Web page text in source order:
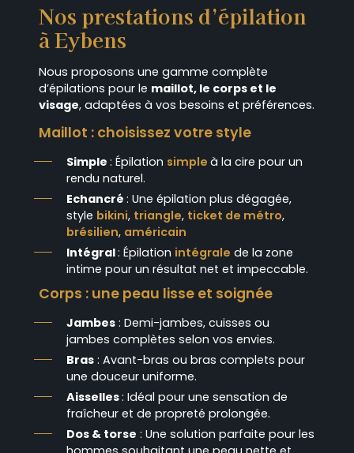
Nos prestations d’épilation
à Eybens
Nous proposons une gamme complète
d’épilations pour le maillot, le corps et le
visage, adaptées à vos besoins et préférences.
Maillot : choisissez votre style
Simple : Épilation simple à la cire pour un
rendu naturel.
Echancré : Une épilation plus dégagée,
style bikini, triangle, ticket de métro,
brésilien, américain
Intégral: Épilation intégrale de la zone
intime pour un résultat net et impeccable.
Corps : une peau lisse et soignée
Jambes : Demi-jambes, cuisses ou
jambes complètes selon vos envies.
Bras : Avant-bras ou bras complets pour
une douceur uniforme.
Aisselles: Idéal pour une sensation de
fraîcheur et de propreté prolongée.
Dos & torse : Une solution parfaite pour les